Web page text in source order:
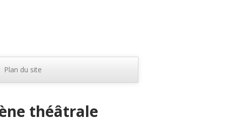
Plan du site
théâtrale